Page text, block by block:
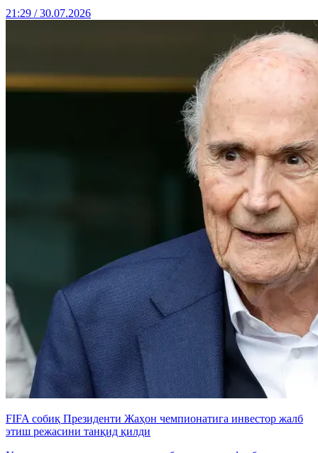
21:29 / 30.07.2026
FIFA собиқ Президенти Жаҳон чемпионатига инвестор жалб
этиш режасини танқид қилди